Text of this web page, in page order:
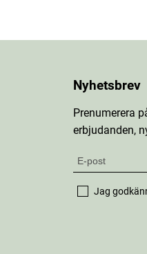
Nyhetsbrev
Prenumerera
erbjudanden,
Jag